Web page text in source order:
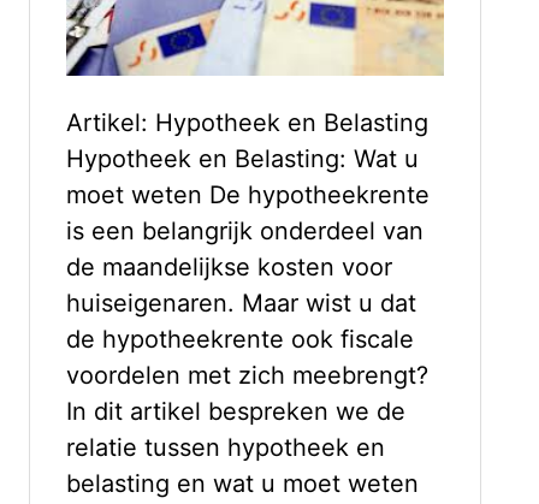
Artikel: Hypotheek en Belasting
Hypotheek en Belasting: Wat u
moet weten De hypotheekrente
is een belangrijk onderdeel van
de maandelijkse kosten voor
huiseigenaren. Maar wist u dat
de hypotheekrente ook fiscale
voordelen met zich meebrengt?
In dit artikel bespreken we de
relatie tussen hypotheek en
belasting en wat u moet weten